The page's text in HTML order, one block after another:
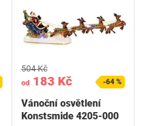
od183 Kč
504 Kč
-64 %
Vánoční osvětlení
Konstsmide 4205-000